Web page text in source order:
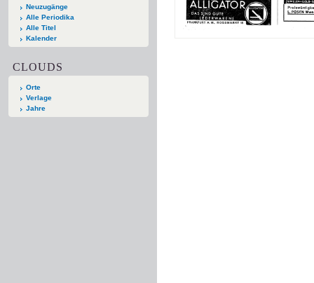
Neuzugänge
Alle Periodika
Alle Titel
Kalender
CLOUDS
Orte
Verlage
Jahre